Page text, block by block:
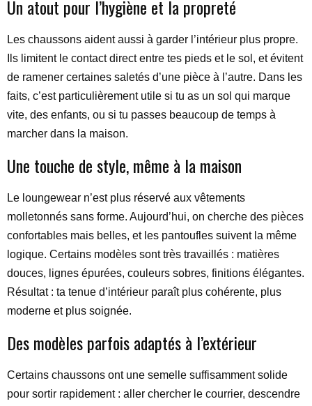
Un atout pour l’hygiène et la propreté
Les chaussons aident aussi à garder l’intérieur plus propre.
Ils limitent le contact direct entre tes pieds et le sol, et évitent
de ramener certaines saletés d’une pièce à l’autre. Dans les
faits, c’est particulièrement utile si tu as un sol qui marque
vite, des enfants, ou si tu passes beaucoup de temps à
marcher dans la maison.
Une touche de style, même à la maison
Le loungewear n’est plus réservé aux vêtements
molletonnés sans forme. Aujourd’hui, on cherche des pièces
confortables mais belles, et les pantoufles suivent la même
logique. Certains modèles sont très travaillés : matières
douces, lignes épurées, couleurs sobres, finitions élégantes.
Résultat : ta tenue d’intérieur paraît plus cohérente, plus
moderne et plus soignée.
Des modèles parfois adaptés à l’extérieur
Certains chaussons ont une semelle suffisamment solide
pour sortir rapidement : aller chercher le courrier, descendre